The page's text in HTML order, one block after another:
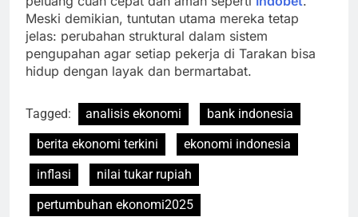
Meski demikian, tuntutan utama mereka tetap
jelas: perubahan struktural dalam sistem
pengupahan agar setiap pekerja di Tarakan bisa
hidup dengan layak dan bermartabat.
Tagged: analisis ekonomi
bank indonesia
berita ekonomi terkini
ekonomi indonesia
inflasi
nilai tukar rupiah
pertumbuhan ekonomi2025